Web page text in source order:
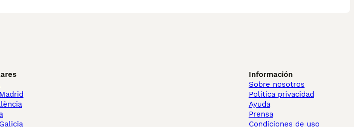
Información
Sobre nosotros
Politica privacidad
Ayuda
Prensa
Condiciones de uso